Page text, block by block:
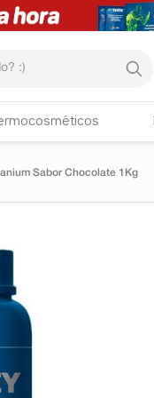
Sabor Chocolate 1Kg